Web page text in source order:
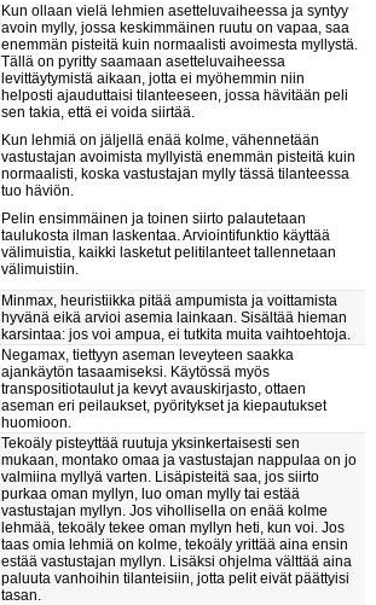
Kun ollaan vielä lehmien asetteluvaiheessa ja syntyy
avoin mylly, jossa keskimmäinen ruutu on vapaa, saa
enemmän pisteitä kuin normaalisti avoimesta myllystä.
Tällä on pyritty saamaan asetteluvaiheessa
levittäytymistä aikaan, jotta ei myöhemmin niin
helposti ajauduttaisi tilanteeseen, jossa hävitään peli
sen takia, että ei voida siirtää.
Kun lehmiä on jäljellä enää kolme, vähennetään
vastustajan avoimista myllyistä enemmän pisteitä kuin
normaalisti, koska vastustajan mylly tässä tilanteessa
tuo häviön.
Pelin ensimmäinen ja toinen siirto palautetaan
taulukosta ilman laskentaa. Arviointifunktio käyttää
välimuistia, kaikki lasketut pelitilanteet tallennetaan
välimuistiin.
Minmax, heuristiikka pitää ampumista ja voittamista
hyvänä eikä arvioi asemia lainkaan. Sisältää hieman
karsintaa: jos voi ampua, ei tutkita muita vaihtoehtoja.
Negamax, tiettyyn aseman leveyteen saakka
ajankäytön tasaamiseksi. Käytössä myös
transpositiotaulut ja kevyt avauskirjasto, ottaen
aseman eri peilaukset, pyöritykset ja kiepautukset
huomioon.
Tekoäly pisteyttää ruutuja yksinkertaisesti sen
mukaan, montako omaa ja vastustajan nappulaa on jo
valmiina myllyä varten. Lisäpisteitä saa, jos siirto
purkaa oman myllyn, luo oman mylly tai estää
vastustajan myllyn. Jos vihollisella on enää kolme
lehmää, tekoäly tekee oman myllyn heti, kun voi. Jos
taas omia lehmiä on kolme, tekoäly yrittää aina ensin
estää vastustajan myllyn. Lisäksi ohjelma välttää aina
paluuta vanhoihin tilanteisiin, jotta pelit eivät päättyisi
tasan.